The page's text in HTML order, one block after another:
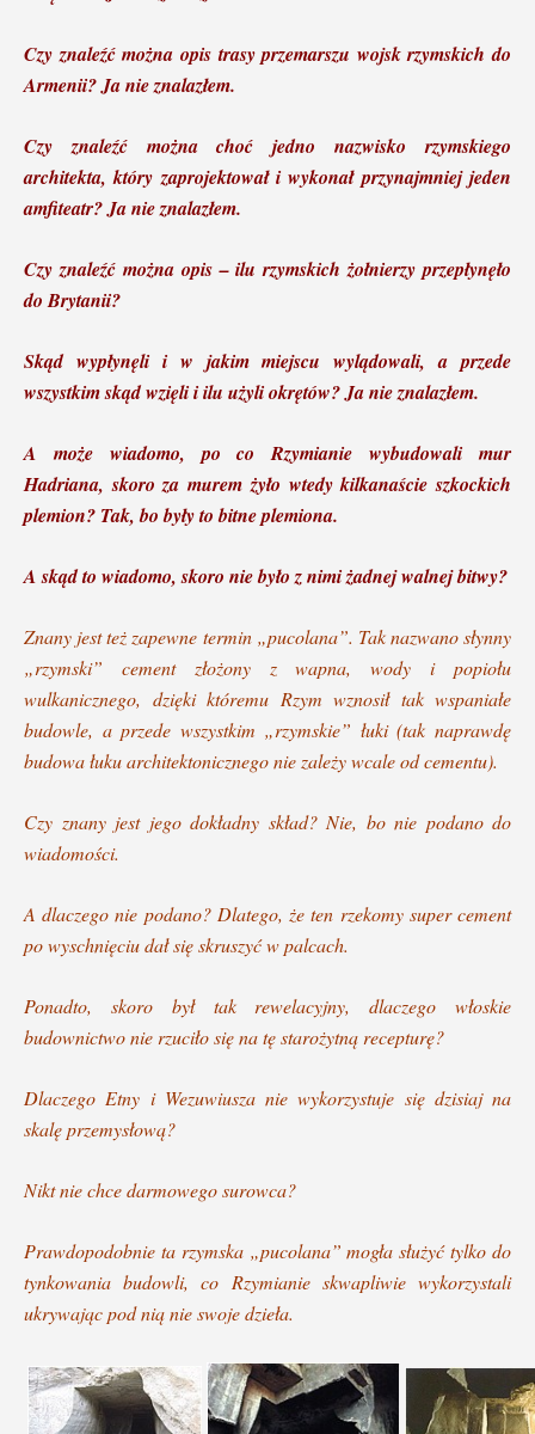
Czy znaleźć można opis trasy przemarszu wojsk rzymskich do
Armenii? Ja nie znalazłem.
Czy znaleźć można choć jedno nazwisko rzymskiego
architekta, który zaprojektował i wykonał przynajmniej jeden
amfiteatr? Ja nie znalazłem.
Czy znaleźć można opis – ilu rzymskich żołnierzy przepłynęło
do Brytanii?
Skąd wypłynęli i w jakim miejscu wylądowali, a przede
wszystkim skąd wzięli i ilu użyli okrętów? Ja nie znalazłem.
A może wiadomo, po co Rzymianie wybudowali mur
Hadriana, skoro za murem żyło wtedy kilkanaście szkockich
plemion? Tak, bo były to bitne plemiona.
A skąd to wiadomo, skoro nie było z nimi żadnej walnej bitwy?
Znany jest też zapewne termin „pucolana”. Tak nazwano słynny
„rzymski” cement złożony z wapna, wody i popiołu
wulkanicznego, dzięki któremu Rzym wznosił tak wspaniałe
budowle, a przede wszystkim „rzymskie” łuki (tak naprawdę
budowa łuku architektonicznego nie zależy wcale od cementu).
Czy znany jest jego dokładny skład? Nie, bo nie podano do
wiadomości.
A dlaczego nie podano? Dlatego, że ten rzekomy super cement
po wyschnięciu dał się skruszyć w palcach.
Ponadto, skoro był tak rewelacyjny, dlaczego włoskie
budownictwo nie rzuciło się na tę starożytną recepturę?
Dlaczego Etny i Wezuwiusza nie wykorzystuje się dzisiaj na
skalę przemysłową?
Nikt nie chce darmowego surowca?
Prawdopodobnie ta rzymska „pucolana” mogła służyć tylko do
tynkowania budowli, co Rzymianie skwapliwie wykorzystali
ukrywając pod nią nie swoje dzieła.